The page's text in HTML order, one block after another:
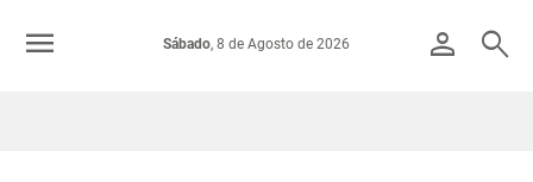
Colombia
person search
Sábado, 8 de Agosto de 2026
menu